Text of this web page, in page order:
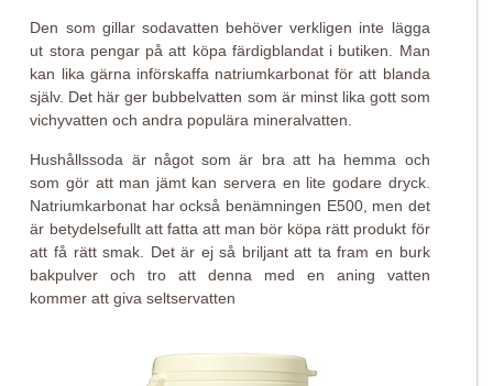
Den som gillar sodavatten behöver verkligen inte lägga
ut stora pengar på att köpa färdigblandat i butiken. Man
kan lika gärna införskaffa natriumkarbonat för att blanda
själv. Det här ger bubbelvatten som är minst lika gott som
vichyvatten och andra populära mineralvatten.
Hushållssoda är något som är bra att ha hemma och
som gör att man jämt kan servera en lite godare dryck.
Natriumkarbonat har också benämningen E500, men det
är betydelsefullt att fatta att man bör köpa rätt produkt för
att få rätt smak. Det är ej så briljant att ta fram en burk
bakpulver och tro att denna med en aning vatten
kommer att giva seltservatten